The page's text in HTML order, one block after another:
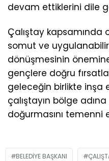
devam ettiklerini dile
Çalıştay kapsamında
somut ve
dönüşmesinin
gençlere doğru
geleceğin birlikte inşa
çalıştayın bölge
doğurmasını temenni
BELEDIYE BAŞKANI